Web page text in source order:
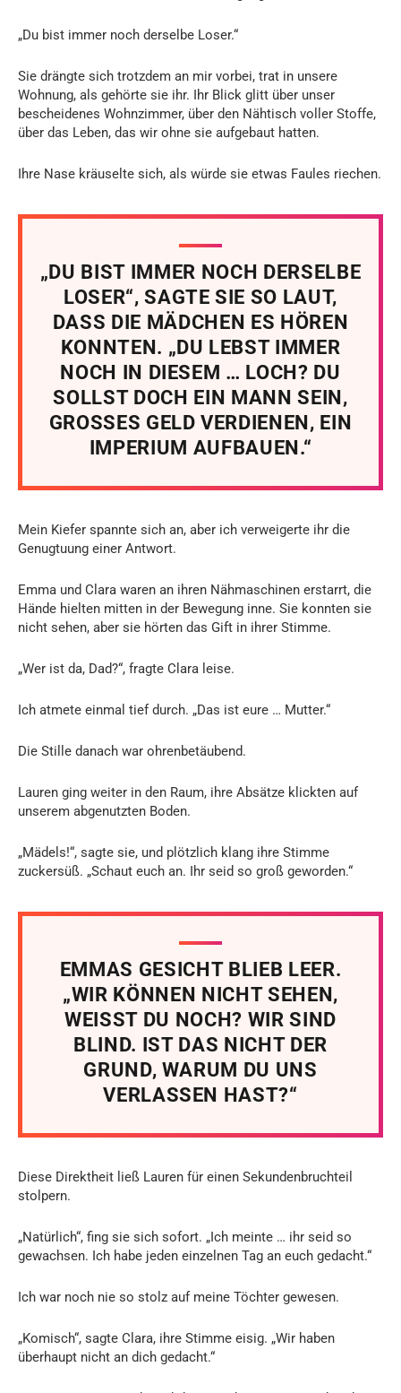
„Du bist immer noch derselbe Loser.“
Sie drängte sich trotzdem an mir vorbei, trat in unsere
Wohnung, als gehörte sie ihr. Ihr Blick glitt über unser
bescheidenes Wohnzimmer, über den Nähtisch voller Stoffe,
über das Leben, das wir ohne sie aufgebaut hatten.
Ihre Nase kräuselte sich, als würde sie etwas Faules riechen.
„DU BIST IMMER NOCH DERSELBE
LOSER“, SAGTE SIE SO LAUT,
DASS DIE MÄDCHEN ES HÖREN
KONNTEN. „DU LEBST IMMER
NOCH IN DIESEM … LOCH? DU
SOLLST DOCH EIN MANN SEIN,
GROSSES GELD VERDIENEN, EIN
IMPERIUM AUFBAUEN.“
Mein Kiefer spannte sich an, aber ich verweigerte ihr die
Genugtuung einer Antwort.
Emma und Clara waren an ihren Nähmaschinen erstarrt, die
Hände hielten mitten in der Bewegung inne. Sie konnten sie
nicht sehen, aber sie hörten das Gift in ihrer Stimme.
„Wer ist da, Dad?“, fragte Clara leise.
Ich atmete einmal tief durch. „Das ist eure … Mutter.“
Die Stille danach war ohrenbetäubend.
Lauren ging weiter in den Raum, ihre Absätze klickten auf
unserem abgenutzten Boden.
„Mädels!“, sagte sie, und plötzlich klang ihre Stimme
zuckersüß. „Schaut euch an. Ihr seid so groß geworden.“
EMMAS GESICHT BLIEB LEER.
„WIR KÖNNEN NICHT SEHEN,
WEISST DU NOCH? WIR SIND
BLIND. IST DAS NICHT DER
GRUND, WARUM DU UNS
VERLASSEN HAST?“
Diese Direktheit ließ Lauren für einen Sekundenbruchteil
stolpern.
„Natürlich“, fing sie sich sofort. „Ich meinte … ihr seid so
gewachsen. Ich habe jeden einzelnen Tag an euch gedacht.“
Ich war noch nie so stolz auf meine Töchter gewesen.
„Komisch“, sagte Clara, ihre Stimme eisig. „Wir haben
überhaupt nicht an dich gedacht.“